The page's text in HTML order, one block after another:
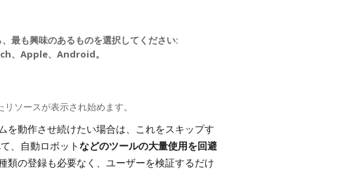
最も興味のあるものを選択してください:
、Apple、Android。
ソースが表示され始めます。
を動作させ続けたい場合は、これをスキップす
、自動ロボットなどのツールの大量使用を回避
類の登録も必要なく、ユーザーを検証するだけ